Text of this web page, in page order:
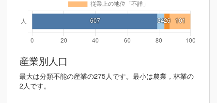
産業別人口
最大は分類不能の産業の275人です。最小は農業，林業の
2人です。